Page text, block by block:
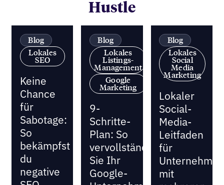
Hustle
Blog
Lokales
SEO
Keine
Chance
für
Sabotage:
So
bekämpfst
du
negative
Blog
Lokales
Listings-
Management
Google
Marketing
9-
Schritte-
Plan: So
vervollständigen
Sie Ihr
Google-
Blog
Lokales
Social
Media
Marketing
Lokaler
Social-
Media-
Leitfaden
für
mit